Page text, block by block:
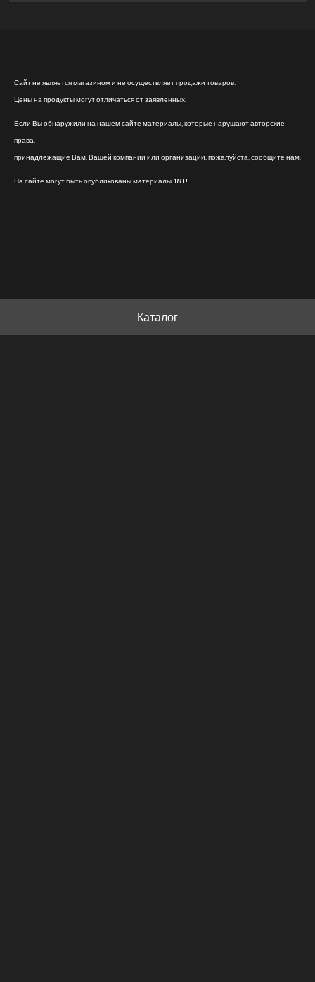
Сайт не является магазином и не осуществляет продажи товаров.
Цены на продукты могут отличаться от заявленных.
Если Вы обнаружили на нашем сайте материалы, которые нарушают авторские
права,
принадлежащие Вам, Вашей компании или организации, пожалуйста, сообщите нам.
На сайте могут быть опубликованы материалы 18+!
Каталог